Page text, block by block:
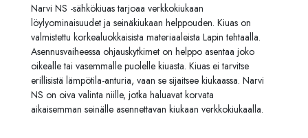
Narvi NS -sähkökiuas tarjoaa verkkokiukaan
löylyominaisuudet ja seinäkiukaan helppouden. Kiuas on
valmistettu korkealuokkaisista materiaaleista Lapin tehtaalla.
Asennusvaiheessa ohjauskytkimet on helppo asentaa joko
oikealle tai vasemmalle puolelle kiuasta. Kiuas ei tarvitse
erillisistä lämpötila-anturia, vaan se sijaitsee kiukaassa. Narvi
NS on oiva valinta niille, jotka haluavat korvata
aikaisemman seinälle asennettavan kiukaan verkkokiukaalla.